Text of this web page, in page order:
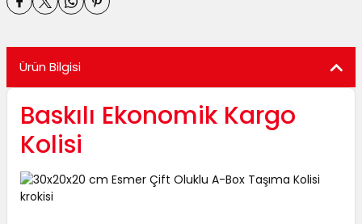
Ürün Bilgisi
Baskılı Ekonomik Kargo
Kolisi